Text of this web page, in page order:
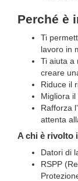
Perché è
Ti
lavoro in
Ti aiuta a
creare
Riduce il
Migliora
Rafforza
attenta
A chi è rivolto
Datori di
RSPP